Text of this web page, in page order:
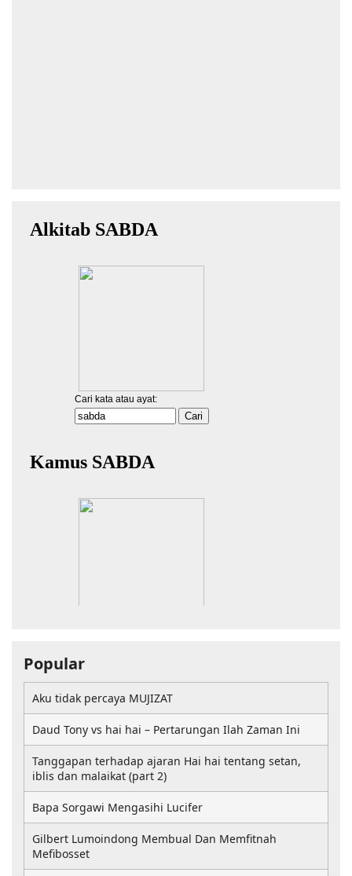
Popular
Aku tidak percaya MUJIZAT
Daud Tony vs hai hai – Pertarungan Ilah Zaman Ini
Tanggapan terhadap ajaran Hai hai tentang setan,
iblis dan malaikat (part 2)
Bapa Sorgawi Mengasihi Lucifer
Gilbert Lumoindong Membual Dan Memfitnah
Mefibosset